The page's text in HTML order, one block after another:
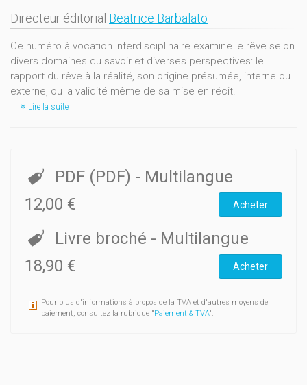
Directeur éditorial Beatrice Barbalato
Ce numéro à vocation interdisciplinaire examine le rêve selon
divers domaines du savoir et diverses perspectives: le
rapport du rêve à la réalité, son origine présumée, interne ou
externe, ou la validité même de sa mise en récit.
Lire la suite
PDF (PDF) - Multilangue
12,00 €
Acheter
Livre broché - Multilangue
18,90 €
Acheter
Pour plus d'informations à propos de la TVA et d'autres moyens de
paiement, consultez la rubrique "Paiement & TVA".